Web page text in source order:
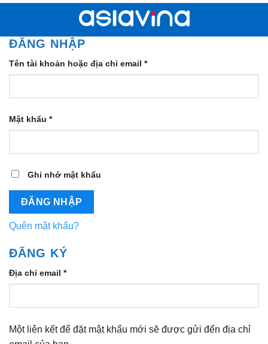
nội
ĐĂNG NHẬP
Tên tài khoản hoặc địa chỉ email *Bắt
buộc
Mật khẩu *Bắt
buộc
Ghi nhớ mật khẩu
ĐĂNG NHẬP
Quên mật khẩu?
ĐĂNG KÝ
Địa chỉ email *Bắt
buộc
Một liên kết để đặt mật khẩu mới sẽ được gửi đến địa chỉ